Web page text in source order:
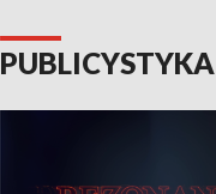
PUBLICYSTYKA